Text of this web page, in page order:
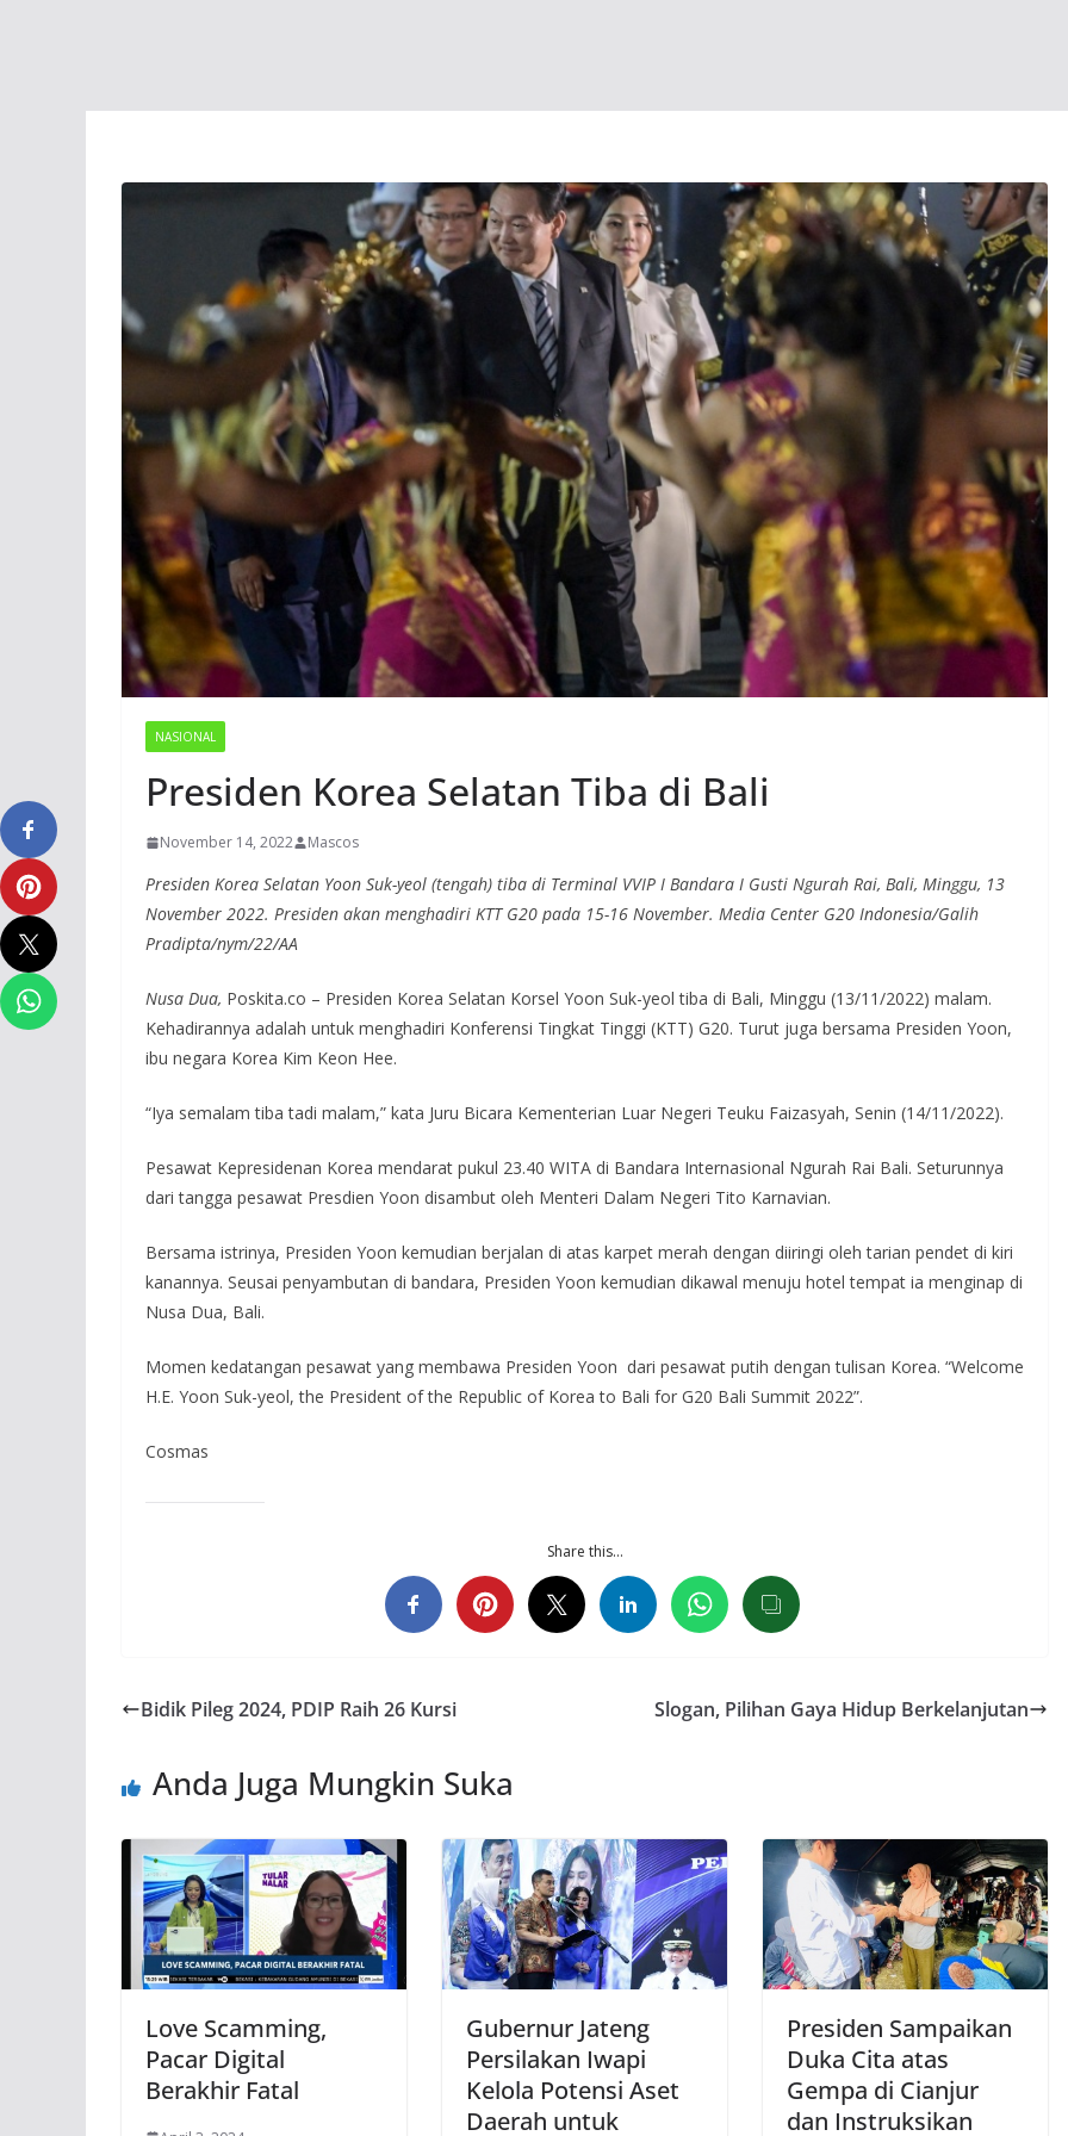
NASIONAL
Presiden Korea Selatan Tiba di Bali
November 14, 2022 Mascos
Presiden Korea Selatan Yoon Suk-yeol (tengah) tiba di Terminal VVIP I Bandara I Gusti Ngurah Rai, Bali, Minggu, 13
November 2022. Presiden akan menghadiri KTT G20 pada 15-16 November. Media Center G20 Indonesia/Galih
Pradipta/nym/22/AA
Nusa Dua, Poskita.co – Presiden Korea Selatan Korsel Yoon Suk-yeol tiba di Bali, Minggu (13/11/2022) malam.
Kehadirannya adalah untuk menghadiri Konferensi Tingkat Tinggi (KTT) G20. Turut juga bersama Presiden Yoon,
ibu negara Korea Kim Keon Hee.
“Iya semalam tiba tadi malam,” kata Juru Bicara Kementerian Luar Negeri Teuku Faizasyah, Senin (14/11/2022).
Pesawat Kepresidenan Korea mendarat pukul 23.40 WITA di Bandara Internasional Ngurah Rai Bali. Seturunnya
dari tangga pesawat Presdien Yoon disambut oleh Menteri Dalam Negeri Tito Karnavian.
Bersama istrinya, Presiden Yoon kemudian berjalan di atas karpet merah dengan diiringi oleh tarian pendet di kiri
kanannya. Seusai penyambutan di bandara, Presiden Yoon kemudian dikawal menuju hotel tempat ia menginap di
Nusa Dua, Bali.
Momen kedatangan pesawat yang membawa Presiden Yoon dari pesawat putih dengan tulisan Korea. “Welcome
H.E. Yoon Suk-yeol, the President of the Republic of Korea to Bali for G20 Bali Summit 2022”.
Cosmas
Share this…
Bidik Pileg 2024, PDIP Raih 26 Kursi Slogan, Pilihan Gaya Hidup Berkelanjutan
Anda Juga Mungkin Suka
Love Scamming,
Pacar Digital
Berakhir Fatal
Gubernur Jateng
Persilakan Iwapi
Kelola Potensi Aset
Daerah untuk
Presiden Sampaikan
Duka Cita atas
Gempa di Cianjur
dan Instruksikan